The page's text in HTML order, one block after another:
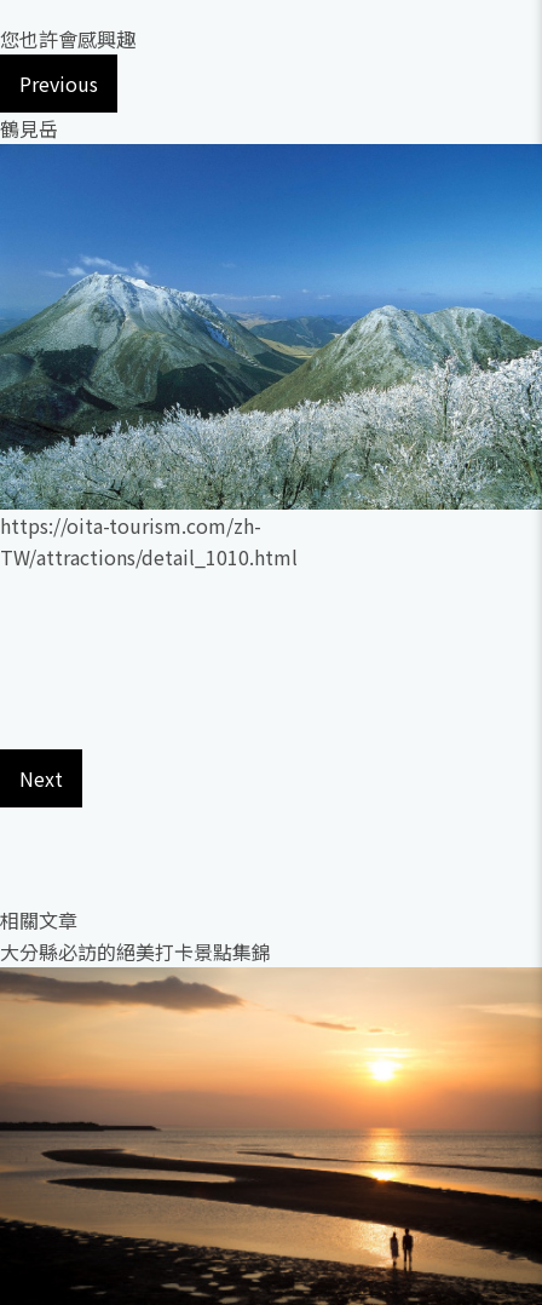
您也許會感興趣
Previous
鶴見岳
https://oita-tourism.com/zh-
TW/attractions/detail_1010.html
Next
相關文章
大分縣必訪的絕美打卡景點集錦